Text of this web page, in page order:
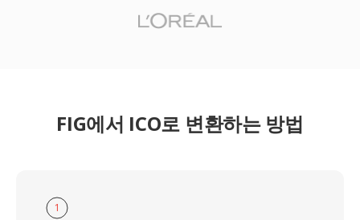
FIG에서 ICO로 변환하는 방법
1